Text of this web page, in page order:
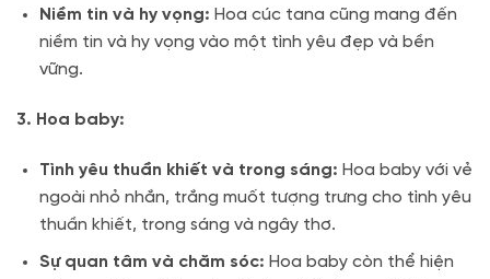
Niềm tin và hy vọng: Hoa cúc tana cũng mang đến
niềm tin và hy vọng vào một tình yêu đẹp và bền
vững.
3. Hoa baby:
Tình yêu thuần khiết và trong sáng: Hoa baby với vẻ
ngoài nhỏ nhắn, trắng muốt tượng trưng cho tình yêu
thuần khiết, trong sáng và ngây thơ.
Sự quan tâm và chăm sóc: Hoa baby còn thể hiện